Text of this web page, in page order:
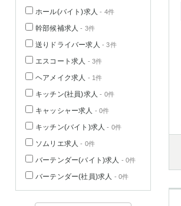
ホール(バイト)求人 - 4件
幹部候補求人 - 3件
送りドライバー求人 - 3件
エスコート求人 - 3件
ヘアメイク求人 - 1件
キッチン(社員)求人 - 0件
キャッシャー求人 - 0件
キッチン(バイト)求人 - 0件
ソムリエ求人 - 0件
バーテンダー(バイト)求人 - 0件
バーテンダー(社員)求人 - 0件